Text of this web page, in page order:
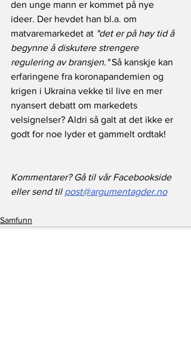
den unge mann er kommet på nye
ideer. Der hevdet han bl.a. om
matvaremarkedet at "det er på høy tid å
begynne å diskutere strengere
regulering av bransjen." Så kanskje kan
erfaringene fra koronapandemien og
krigen i Ukraina vekke til live en mer
nyansert debatt om markedets
velsignelser? Aldri så galt at det ikke er
godt for noe lyder et gammelt ordtak!
Kommentarer? Gå til vår Facebookside
eller send til post@argumentagder.no
Samfunn